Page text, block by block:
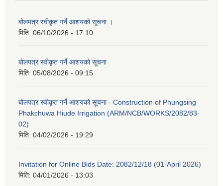
बोलपत्र स्वीकृत गर्ने आशयको सूचना ।
मिति: 06/10/2026 - 17:10
बोलपत्र स्वीकृत गर्ने आशयको सूचना
मिति: 05/08/2026 - 09:15
बोलपत्र स्वीकृत गर्ने आशयको सूचना - Construction of Phungsing
Phakchuwa Hiude Irrigation (ARM/NCB/WORKS/2082/83-
02)
मिति: 04/02/2026 - 19:29
Invitation for Online Bids Date: 2082/12/18 (01-April 2026)
मिति: 04/01/2026 - 13:03